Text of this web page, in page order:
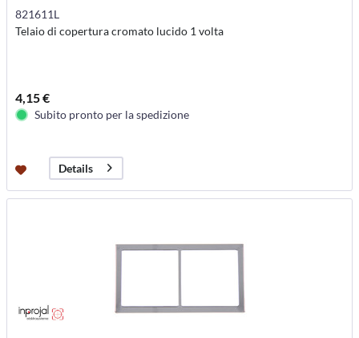
821611L
Telaio di copertura cromato lucido 1 volta
4,15 €
Subito pronto per la spedizione
Details